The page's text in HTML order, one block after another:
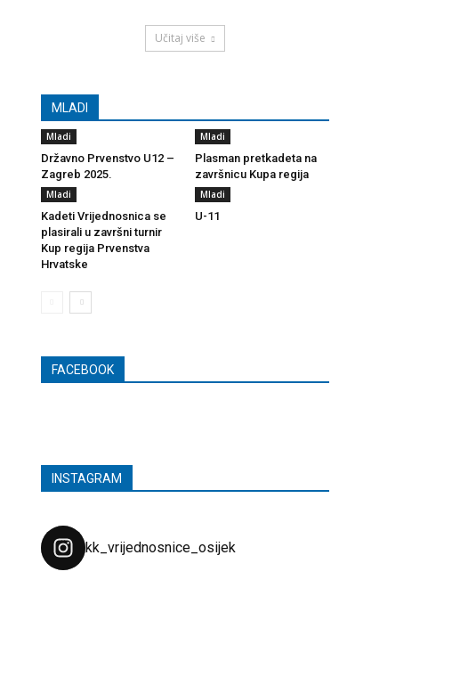
Učitaj više
MLADI
Mladi
Državno Prvenstvo U12 –
Zagreb 2025.
Mladi
Plasman pretkadeta na
završnicu Kupa regija
Mladi
Kadeti Vrijednosnica se
plasirali u završni turnir
Kup regija Prvenstva
Hrvatske
Mladi
U-11
FACEBOOK
INSTAGRAM
kk_vrijednosnice_osijek